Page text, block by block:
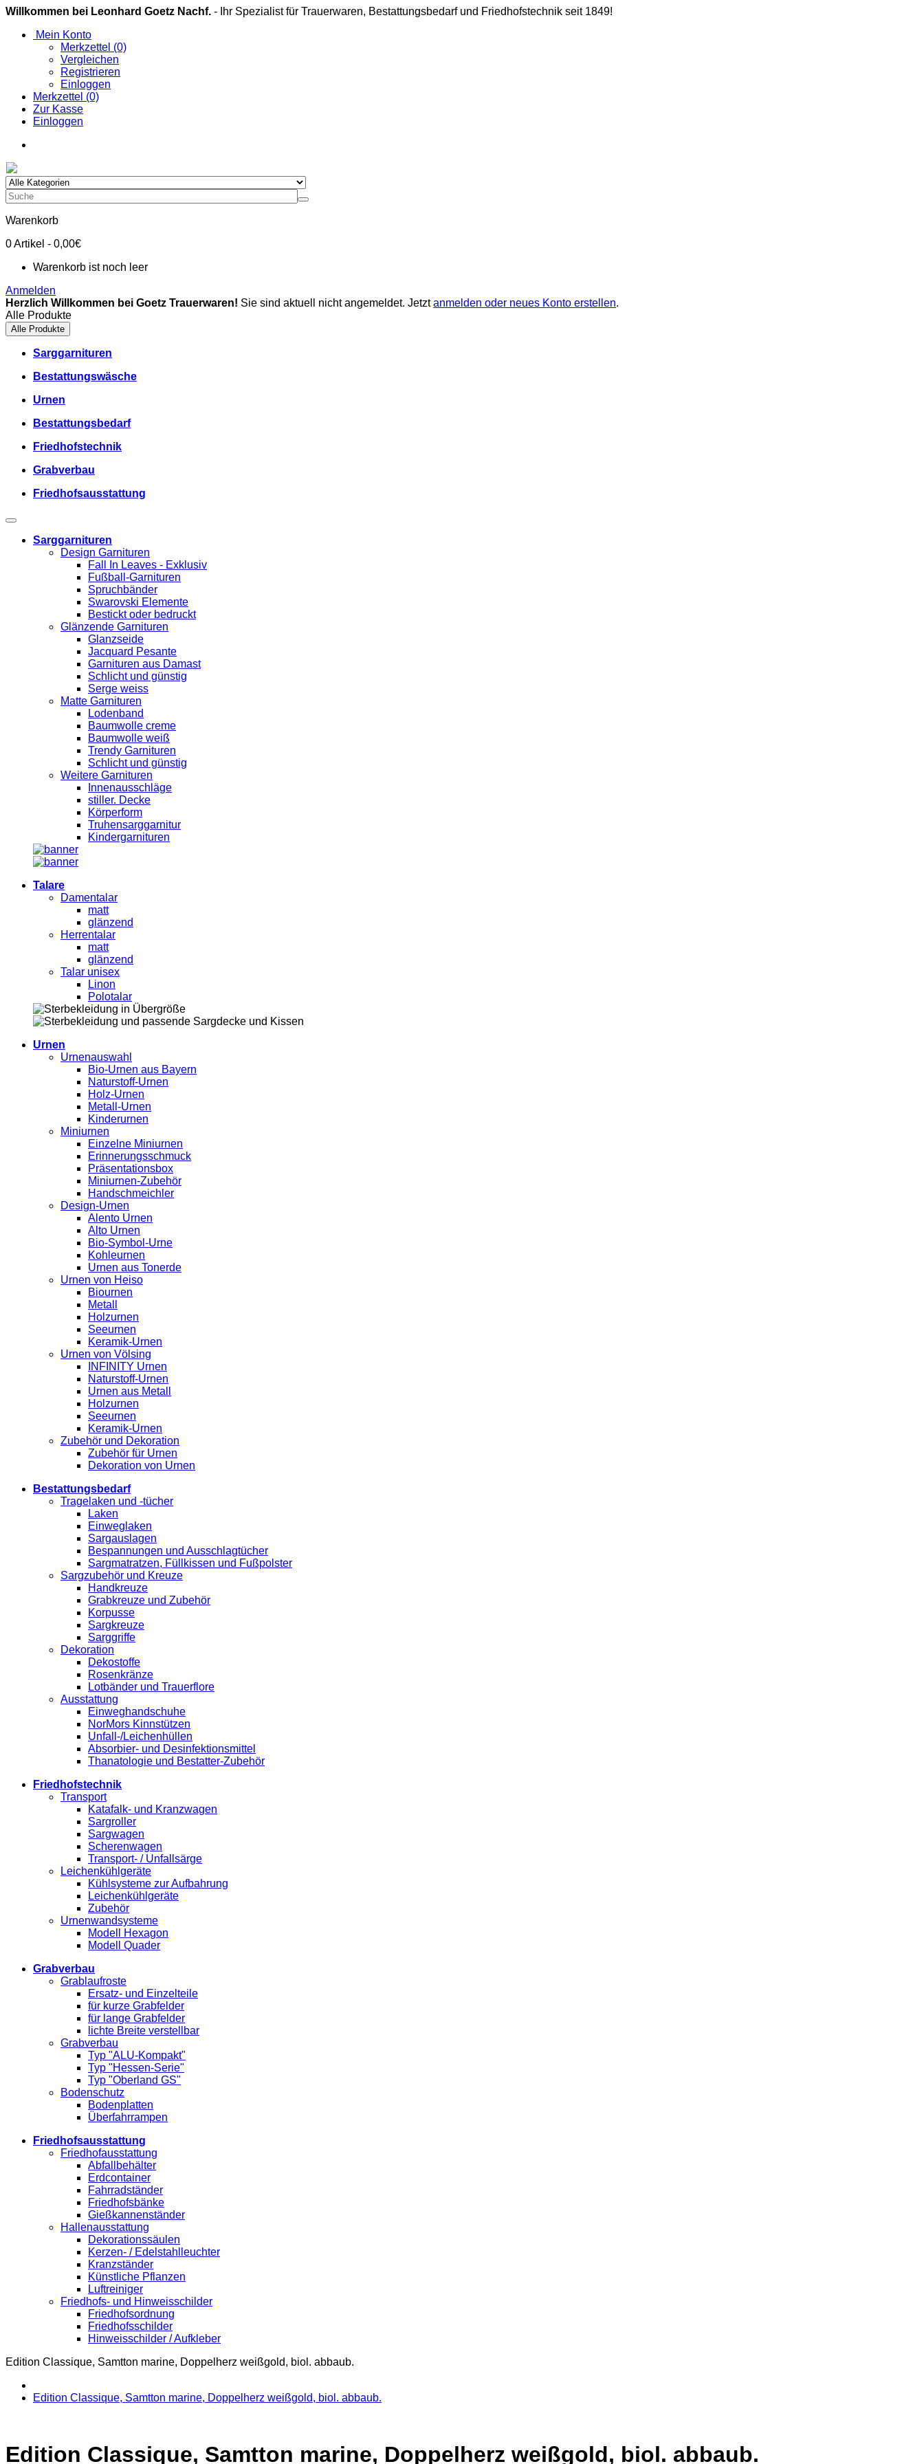
Willkommen bei Leonhard Goetz Nachf. - Ihr Spezialist für Trauerwaren, Bestattungsbedarf und Friedhofstechnik seit 1849!
Mein Konto
Merkzettel (0)
Vergleichen
Registrieren
Einloggen
Merkzettel (0)
Zur Kasse
Einloggen
Warenkorb
0Artikel - 0,00€
Warenkorb ist noch leer
Anmelden
Herzlich Willkommen bei Goetz Trauerwaren! Sie sind aktuell nicht angemeldet. Jetztanmelden oder neues Konto erstellen.
Alle Produkte
Alle Produkte
Sarggarnituren
Bestattungswäsche
Urnen
Bestattungsbedarf
Friedhofstechnik
Grabverbau
Friedhofsausstattung
Sarggarnituren
Design Garnituren
Fall In Leaves - Exklusiv
Fußball-Garnituren
Spruchbänder
Swarovski Elemente
Bestickt oder bedruckt
Glänzende Garnituren
Glanzseide
Jacquard Pesante
Garnituren aus Damast
Schlicht und günstig
Serge weiss
Matte Garnituren
Lodenband
Baumwolle creme
Baumwolle weiß
Trendy Garnituren
Schlicht und günstig
Weitere Garnituren
Innenausschläge
stiller. Decke
Körperform
Truhensarggarnitur
Kindergarnituren
Talare
Damentalar
matt
glänzend
Herrentalar
matt
glänzend
Talar unisex
Linon
Polotalar
Urnen
Urnenauswahl
Bio-Urnen aus Bayern
Naturstoff-Urnen
Holz-Urnen
Metall-Urnen
Kinderurnen
Miniurnen
Einzelne Miniurnen
Erinnerungsschmuck
Präsentationsbox
Miniurnen-Zubehör
Handschmeichler
Design-Urnen
Alento Urnen
Alto Urnen
Bio-Symbol-Urne
Kohleurnen
Urnen aus Tonerde
Urnen von Heiso
Biournen
Metall
Holzurnen
Seeurnen
Keramik-Urnen
Urnen von Völsing
INFINITY Urnen
Naturstoff-Urnen
Urnen aus Metall
Holzurnen
Seeurnen
Keramik-Urnen
Zubehör und Dekoration
Zubehör für Urnen
Dekoration von Urnen
Bestattungsbedarf
Tragelaken und -tücher
Laken
Einweglaken
Sargauslagen
Bespannungen und Ausschlagtücher
Sargmatratzen, Füllkissen und Fußpolster
Sargzubehör und Kreuze
Handkreuze
Grabkreuze und Zubehör
Korpusse
Sargkreuze
Sarggriffe
Dekoration
Dekostoffe
Rosenkränze
Lotbänder und Trauerflore
Ausstattung
Einweghandschuhe
NorMors Kinnstützen
Unfall-/Leichenhüllen
Absorbier- und Desinfektionsmittel
Thanatologie und Bestatter-Zubehör
Friedhofstechnik
Transport
Katafalk- und Kranzwagen
Sargroller
Sargwagen
Scherenwagen
Transport- / Unfallsärge
Leichenkühlgeräte
Kühlsysteme zur Aufbahrung
Leichenkühlgeräte
Zubehör
Urnenwandsysteme
Modell Hexagon
Modell Quader
Grabverbau
Grablaufroste
Ersatz- und Einzelteile
für kurze Grabfelder
für lange Grabfelder
lichte Breite verstellbar
Grabverbau
Typ "ALU-Kompakt"
Typ "Hessen-Serie"
Typ "Oberland GS"
Bodenschutz
Bodenplatten
Überfahrrampen
Friedhofsausstattung
Friedhofausstattung
Abfallbehälter
Erdcontainer
Fahrradständer
Friedhofsbänke
Gießkannenständer
Hallenausstattung
Dekorationssäulen
Kerzen- / Edelstahlleuchter
Kranzständer
Künstliche Pflanzen
Luftreiniger
Friedhofs- und Hinweisschilder
Friedhofsordnung
Friedhofsschilder
Hinweisschilder / Aufkleber
Edition Classique, Samtton marine, Doppelherz weißgold, biol. abbaub.
Edition Classique, Samtton marine, Doppelherz weißgold, biol. abbaub.
Edition Classique, Samtton marine, Doppelherz weißgold, biol. abbaub.